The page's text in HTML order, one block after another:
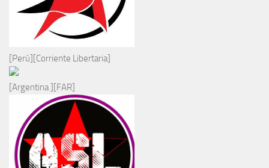
[Perú][Corriente Libertaria]
[Argentina ][FAR]